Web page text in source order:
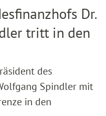
Dr.
tritt in den
des
Spindler mit
in den